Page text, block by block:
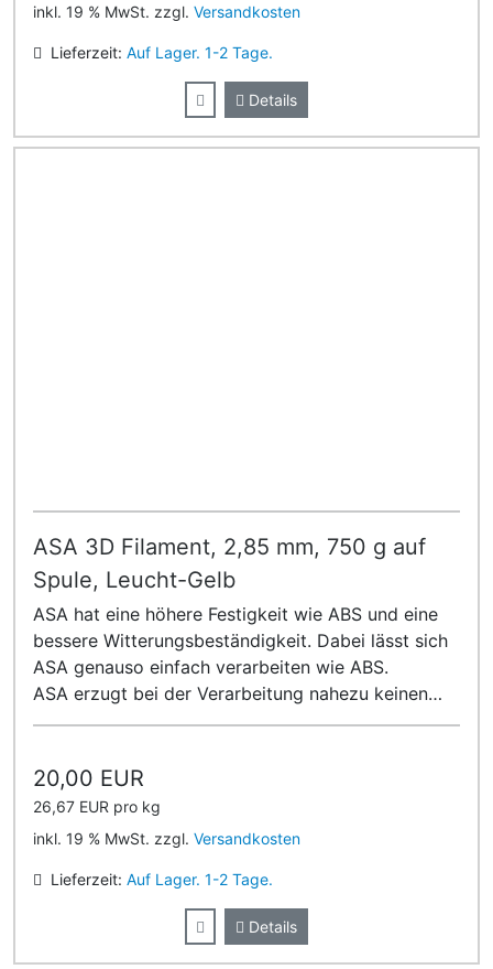
inkl. 19 % MwSt. zzgl. Versandkosten
Lieferzeit: Auf Lager. 1-2 Tage.
Details
ASA 3D Filament, 2,85 mm, 750 g auf
Spule, Leucht-Gelb
ASA hat eine höhere Festigkeit wie ABS und eine
bessere Witterungsbeständigkeit. Dabei lässt sich
ASA genauso einfach verarbeiten wie ABS.
ASA erzugt bei der Verarbeitung nahezu keinen
Geruch!
20,00 EUR
26,67 EUR pro kg
inkl. 19 % MwSt. zzgl. Versandkosten
Lieferzeit: Auf Lager. 1-2 Tage.
Details